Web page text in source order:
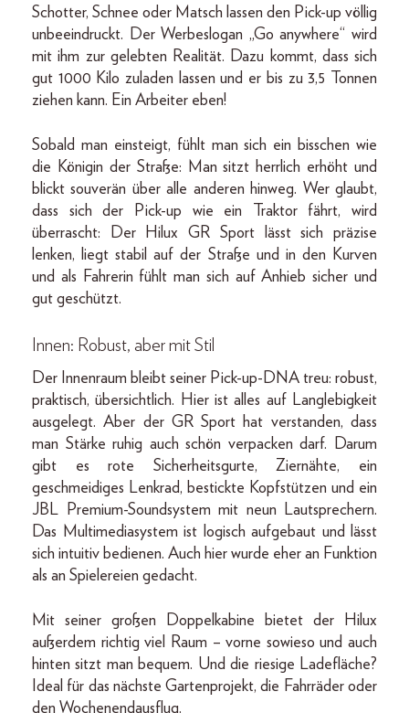
Schotter, Schnee oder Matsch lassen den Pick-up völlig
unbeeindruckt. Der Werbeslogan „Go anywhere“ wird
mit ihm zur gelebten Realität. Dazu kommt, dass sich
gut 1000 Kilo zuladen lassen und er bis zu 3,5 Tonnen
ziehen kann. Ein Arbeiter eben!
Sobald man einsteigt, fühlt man sich ein bisschen wie
die Königin der Straße: Man sitzt herrlich erhöht und
blickt souverän über alle anderen hinweg. Wer glaubt,
dass sich der Pick-up wie ein Traktor fährt, wird
überrascht: Der Hilux GR Sport lässt sich präzise
lenken, liegt stabil auf der Straße und in den Kurven
und als Fahrerin fühlt man sich auf Anhieb sicher und
gut geschützt.
Innen: Robust, aber mit Stil
Der Innenraum bleibt seiner Pick-up-DNA treu: robust,
praktisch, übersichtlich. Hier ist alles auf Langlebigkeit
ausgelegt. Aber der GR Sport hat verstanden, dass
man Stärke ruhig auch schön verpacken darf. Darum
gibt es rote Sicherheitsgurte, Ziernähte, ein
geschmeidiges Lenkrad, bestickte Kopfstützen und ein
JBL Premium-Soundsystem mit neun Lautsprechern.
Das Multimediasystem ist logisch aufgebaut und lässt
sich intuitiv bedienen. Auch hier wurde eher an Funktion
als an Spielereien gedacht.
Mit seiner großen Doppelkabine bietet der Hilux
außerdem richtig viel Raum – vorne sowieso und auch
hinten sitzt man bequem. Und die riesige Ladefläche?
Ideal für das nächste Gartenprojekt, die Fahrräder oder
den Wochenendausflug.